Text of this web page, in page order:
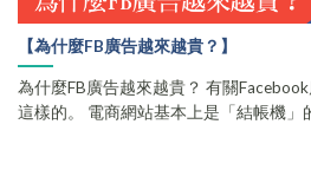
【為什麼FB廣告越來越貴？】
為什麼FB廣告越來越貴？ 有關
這樣的。 電商網站基本上是「結帳機」